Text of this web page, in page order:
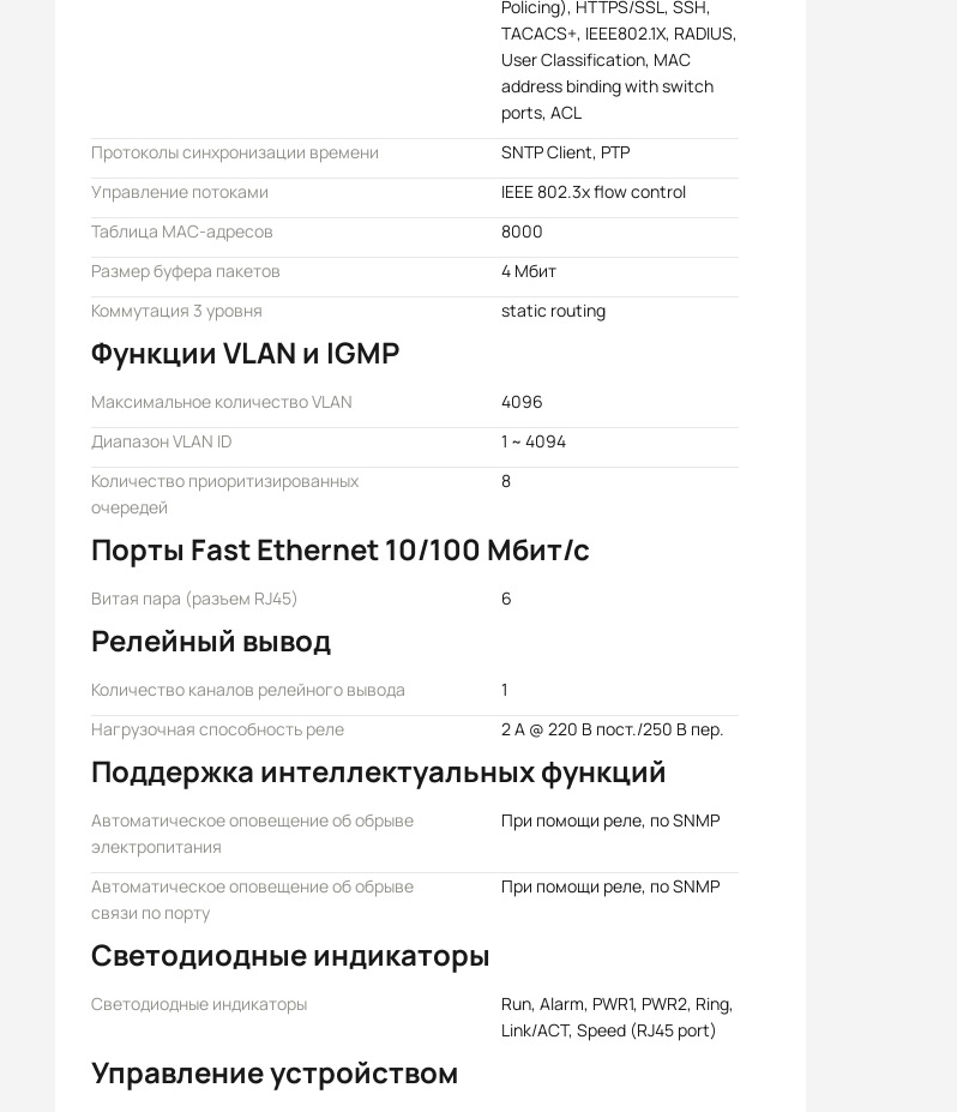
Policing), HTTPS/SSL, SSH,
TACACS+, IEEE802.1X, RADIUS,
User Classification, MAC
address binding with switch
ports, ACL
Протоколы синхронизации времени
SNTP Client, PTP
Управление потоками
IEEE 802.3x flow control
Таблица MAC-адресов
8000
Размер буфера пакетов
4 Мбит
Коммутация 3 уровня
static routing
Функции VLAN и IGMP
Максимальное количество VLAN
4096
Диапазон VLAN ID
1 ~ 4094
Количество приоритизированных
очередей
8
Порты Fast Ethernet 10/100 Мбит/с
Витая пара (разъем RJ45) 6
Релейный вывод
Количество каналов релейного вывода
1
Нагрузочная способность реле
2 А @ 220 В пост./250 В пер.
Поддержка интеллектуальных функций
Автоматическое оповещение об обрыве
электропитания
При помощи реле, по SNMP
Автоматическое оповещение об обрыве
связи по порту
При помощи реле, по SNMP
Светодиодные индикаторы
Светодиодные индикаторы
Run, Alarm, PWR1, PWR2, Ring,
Link/ACT, Speed (RJ45 port)
Управление устройством